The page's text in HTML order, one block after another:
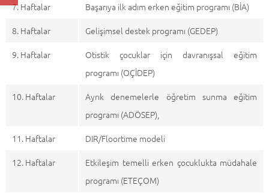
7. Haftalar
Başarıya ilk adım erken eğitim programı (BİA)
8. Haftalar
Gelişimsel destek programı (GEDEP)
9. Haftalar
Otistik çocuklar için davranışsal eğitim
programı (OÇİDEP)
10. Haftalar
Ayrık denemelerle öğretim sunma eğitim
programı (ADÖSEP),
11. Haftalar
DIR/Floortime modeli
12. Haftalar
Etkileşim temelli erken çocuklukta müdahale
programı (ETEÇOM)